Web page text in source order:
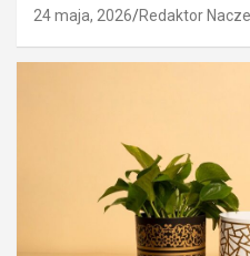
24 maja, 2026 Redaktor